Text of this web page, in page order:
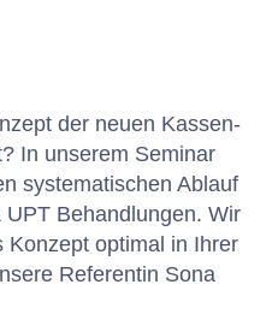
der neuen Kassen-
In unserem Seminar
systematischen Ablauf
Behandlungen. Wir
Konzept optimal in Ihrer
Referentin Sona